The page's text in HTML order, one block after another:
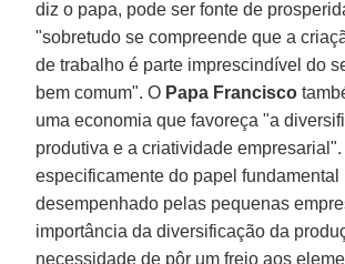
diz o papa, pode ser fonte de
"sobretudo se compreende que a
de trabalho é parte imprescindível do
bem comum". O Papa Francisco
uma economia que favoreça "a
produtiva e a criatividade empresarial".
especificamente do papel fundamental
desempenhado pelas pequenas
importância da diversificação da
necessidade de pôr um freio aos